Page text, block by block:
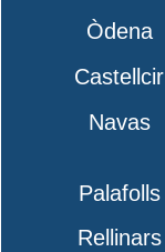
Òdena
Castellcir
Navas
Palafolls
Rellinars